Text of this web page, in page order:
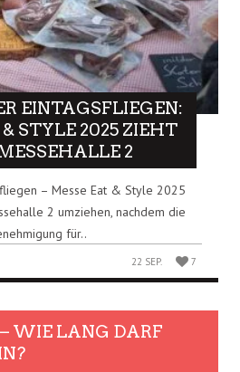
EINTAGSFLIEGEN:
STYLE 2025 ZIEHT
2
– Messe Eat & Style 2025
2 umziehen, nachdem die
für..
22 SEP. 7
WIE LANG DARF